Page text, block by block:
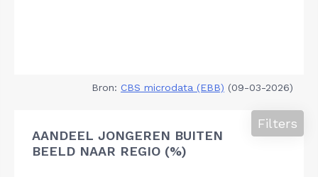
Bron: CBS microdata (EBB) (09-03-2026)
AANDEEL JONGEREN BUITEN
BEELD NAAR REGIO (%)
Filters